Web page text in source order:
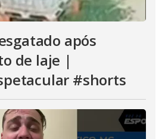
após
de laje |
#shorts